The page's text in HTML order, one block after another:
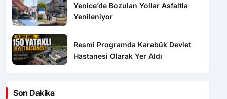
Yenice’de Bozulan Yollar Asfaltla
Yenileniyor
Resmi Programda Karabük Devlet
Hastanesi Olarak Yer Aldı
Son Dakika